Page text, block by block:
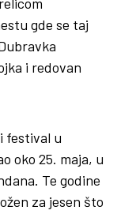
gde se taj
i redovan
festival u
oko 25. maja, u
Te godine
za jesen što